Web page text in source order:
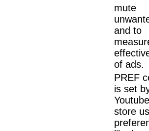
mute
and to
of ads.
PREF
is set
store